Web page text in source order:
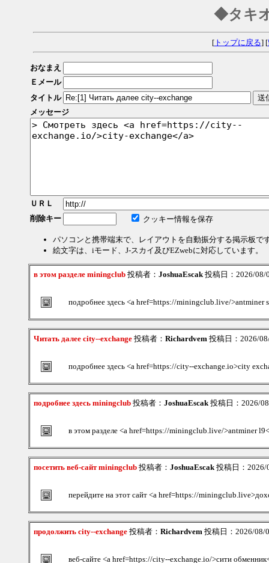
◆タキ
[トップに戻る] [
おなまえ
Ｅメール
タイトル
メッセージ
ＵＲＬ
削除キー
クッキー情報を保存
パソコンと携帯端末で、レイアウトを自動振分する掲示板で
絵文字は、iモード、J-スカイ及びEZwebに対応しています。
в этом разделе miningclub 投稿者： JoshuaEscak投稿日：2026/08/
подробнее здесь <a href=https://miningclub.live/>antminer
Читать далее city--exchange 投稿者： Richardvem 投稿日：2026/
подробнее здесь <a href=https://city--exchange.io>city
подробнее здесь miningclub 投稿者： JoshuaEscak投稿日：2026/
в этом разделе <a href=https://miningclub.live/>antminer
посетить веб-сайт miningclub 投稿者： JoshuaEscak投稿日：2026/
перейдите на этот сайт <a href=https://
продолжить city--exchange 投稿者： Richardvem 投稿日：2026/08/
веб-сайте <a href=https://city--exchange.io/>сити